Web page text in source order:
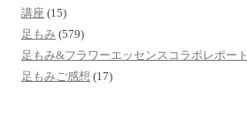
講座 (15)
足もみ (579)
足もみ&フラワーエッセンスコラボレポート
足もみご感想 (17)